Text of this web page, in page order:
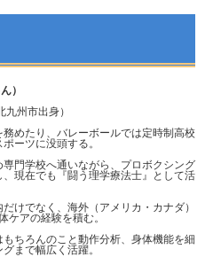
）
州市出身）
めたり、バレーボールでは定時制高校
ーツに没頭する。
門学校へ通いながら、プロボクシング
現在でも『闘う理学療法士』として活
けでなく、海外（アメリカ・カナダ）
ケアの経験を積む。
ちろんのこと動作分析、身体機能を細
まで幅広く活躍。